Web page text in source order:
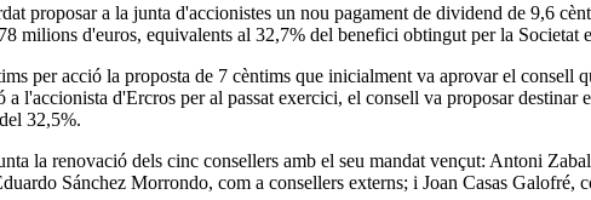
proposar a la junta d'accionistes un nou pagament de dividend de 9,6
milions d'euros, equivalents al 32,7% del benefici obtingut per la Societat
per acció la proposta de 7 cèntims que inicialment va aprovar el
l'accionista d'Ercros per al passat exercici, el consell va proposar
del 32,5%.
la renovació dels cinc consellers amb el seu mandat vençut: Antoni
Sánchez Morrondo, com a consellers externs; i Joan Casas Galofré,